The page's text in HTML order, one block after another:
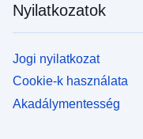
Nyilatkozatok
Jogi nyilatkozat
Cookie-k használata
Akadálymentesség